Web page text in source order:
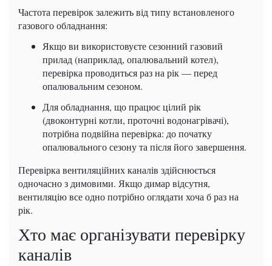
Частота перевірок залежить від типу встановленого
газового обладнання:
Якщо ви використовуєте сезонний газовий
прилад (наприклад, опалювальний котел),
перевірка проводиться раз на рік — перед
опалювальним сезоном.
Для обладнання, що працює цілий рік
(двоконтурні котли, проточні водонагрівачі),
потрібна подвійна перевірка: до початку
опалювального сезону та після його завершення.
Перевірка вентиляційних каналів здійснюється
одночасно з димовими. Якщо димар відсутня,
вентиляцію все одно потрібно оглядати хоча б раз на
рік.
Хто має організувати перевірку
каналів